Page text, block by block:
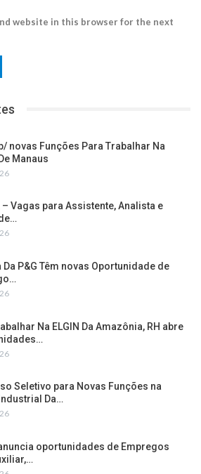
website in this browser for the next
novas Funções Para Trabalhar Na
Manaus
– Vagas para Assistente, Analista e
Da P&G Têm novas Oportunidade de
Na ELGIN Da Amazônia, RH abre
Seletivo para Novas Funções na
Da…
oportunidades de Empregos